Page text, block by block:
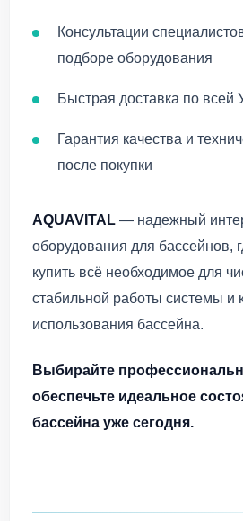
Консультации
подборе оборудования
Быстрая доставка по всей
Гарантия качества и
после покупки
AQUAVITAL — надежный
оборудования для бассейнов,
купить всё необходимое для
стабильной работы системы и
использования бассейна.
Выбирайте
обеспечьте идеальное
бассейна уже сегодня.